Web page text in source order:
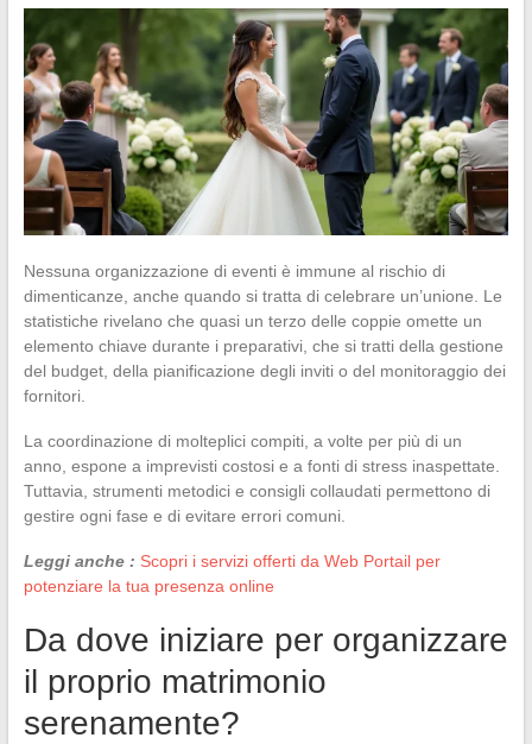
Nessuna organizzazione di eventi è immune al rischio di
dimenticanze, anche quando si tratta di celebrare un’unione. Le
statistiche rivelano che quasi un terzo delle coppie omette un
elemento chiave durante i preparativi, che si tratti della gestione
del budget, della pianificazione degli inviti o del monitoraggio dei
fornitori.
La coordinazione di molteplici compiti, a volte per più di un
anno, espone a imprevisti costosi e a fonti di stress inaspettate.
Tuttavia, strumenti metodici e consigli collaudati permettono di
gestire ogni fase e di evitare errori comuni.
Leggi anche : Scopri i servizi offerti da Web Portail per
potenziare la tua presenza online
Da dove iniziare per organizzare
il proprio matrimonio
serenamente?